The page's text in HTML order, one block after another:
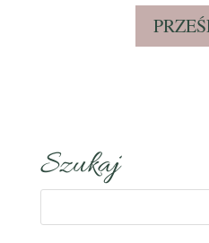
Szukaj